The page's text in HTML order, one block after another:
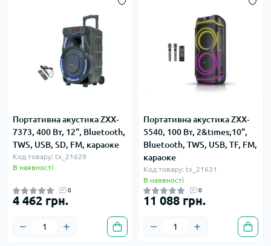
Портативна акустика ZXX-
7373, 400 Вт, 12", Bluetooth,
TWS, USB, SD, FM, караоке
Код товару: tx_21629
В наявності
0
4 462 грн.
Портативна акустика ZXX-
5540, 100 Вт, 2&times;10",
Bluetooth, TWS, USB, TF, FM,
караоке
Код товару: tx_21631
В наявності
0
11 088 грн.